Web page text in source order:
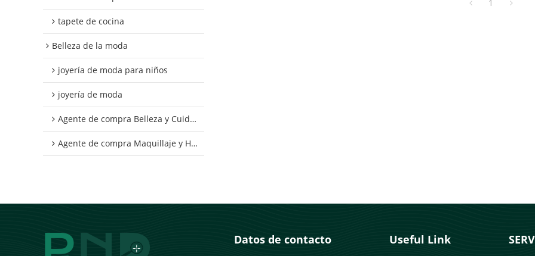
tapete de cocina
Belleza de la moda
joyería de moda para niños
joyería de moda
Agente de compra Belleza y Cuidado Personal
Agente de compra Maquillaje y Herramientas
1
Datos de contacto Useful Link